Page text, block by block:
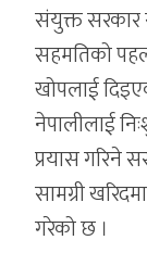
संयुक्त सरकार
सहमतिको
खोपलाई
नेपालीलाई
प्रयास गरिने
सामग्री
गरेको छ ।